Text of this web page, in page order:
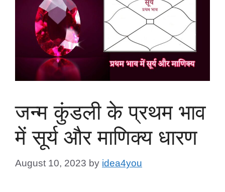
जन्म कुंडली के प्रथम भाव
में सूर्य और माणिक्य धारण
August 10, 2023 by idea4you